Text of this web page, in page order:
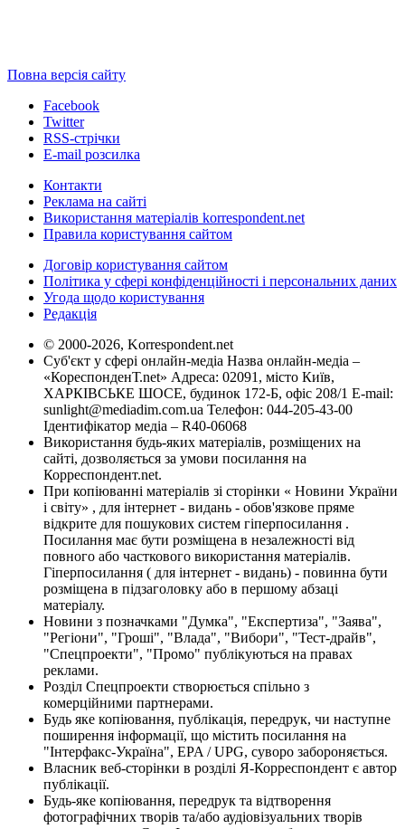
Повна версія сайту
Facebook
Twitter
RSS-стрічки
E-mail розсилка
Контакти
Реклама на сайті
Використання матеріалів korrespondent.net
Правила користування сайтом
Договір користування сайтом
Політика у сфері конфіденційності і персональних даних
Угода щодо користування
Редакція
© 2000-2026, Korrespondent.net
Суб'єкт у сфері онлайн-медіа Назва онлайн-медіа –
«КореспонденТ.net» Адреса: 02091, місто Київ,
ХАРКІВСЬКЕ ШОСЕ, будинок 172-Б, офіс 208/1 E-mail:
sunlight@mediadim.com.ua Телефон: 044-205-43-00
Ідентифікатор медіа – R40-06068
Використання будь-яких матеріалів, розміщених на
сайті, дозволяється за умови посилання на
Корреспондент.net.
При копіюванні матеріалів зі сторінки « Новини України
і світу» , для інтернет - видань - обов'язкове пряме
відкрите для пошукових систем гіперпосилання .
Посилання має бути розміщена в незалежності від
повного або часткового використання матеріалів.
Гіперпосилання ( для інтернет - видань) - повинна бути
розміщена в підзаголовку або в першому абзаці
матеріалу.
Новини з позначками "Думка", "Експертиза", "Заява",
"Регіони", "Гроші", "Влада", "Вибори", "Тест-драйв",
"Спецпроекти", "Промо" публікуються на правах
реклами.
Розділ Спецпроекти створюється спільно з
комерційними партнерами.
Будь яке копіювання, публікація, передрук, чи наступне
поширення інформації, що містить посилання на
"Інтерфакс-Україна", EPA / UPG, суворо забороняється.
Власник веб-сторінки в розділі Я-Корреспондент є автор
публікації.
Будь-яке копіювання, передрук та відтворення
фотографічних творів та/або аудіовізуальних творів